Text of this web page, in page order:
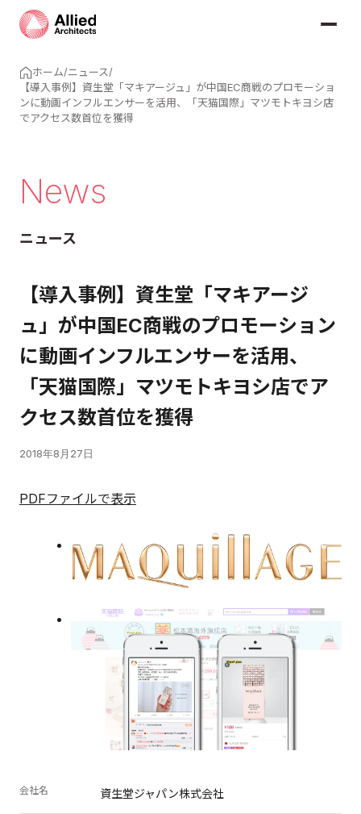
ホーム/ニュース/
【導入事例】資生堂「マキアージュ」が中国EC商戦のプロモーショ
ンに動画インフルエンサーを活用、「天猫国際」マツモトキヨシ店
でアクセス数首位を獲得
News
ニュース
【導入事例】資生堂「マキアージ
ュ」が中国EC商戦のプロモーション
に動画インフルエンサーを活用、
「天猫国際」マツモトキヨシ店でア
クセス数首位を獲得
2018年8月27日
PDFファイルで表示
会社名 資生堂ジャパン株式会社